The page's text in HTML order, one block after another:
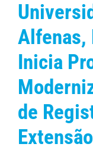
Alfenas,
Inicia
de